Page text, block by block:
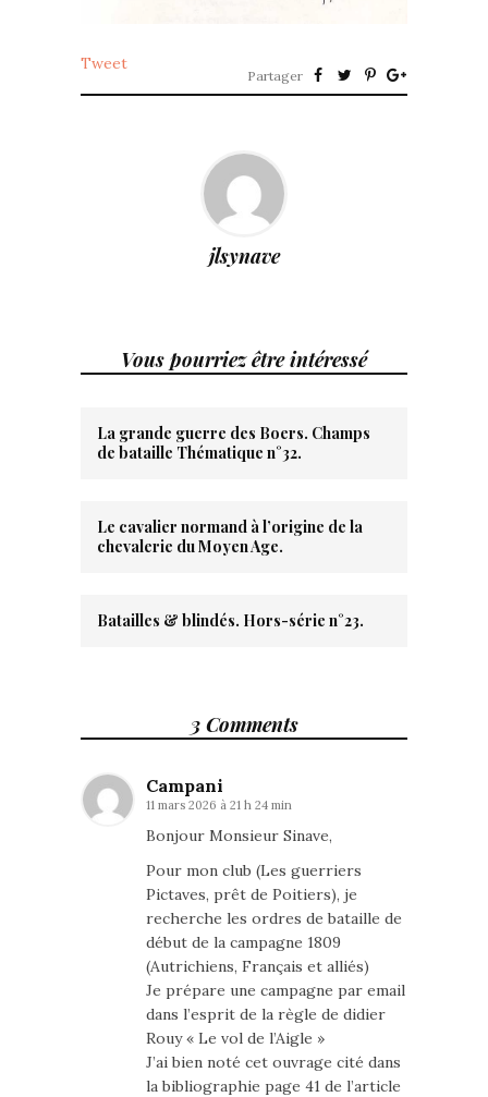
Tweet
Partager
jlsynave
Vous pourriez être intéressé
La grande guerre des Boers. Champs
de bataille Thématique n°32.
Le cavalier normand à l’origine de la
chevalerie du Moyen Age.
Batailles & blindés. Hors-série n°23.
3 Comments
Campani
11 mars 2026 à 21 h 24 min
Bonjour Monsieur Sinave,
Pour mon club (Les guerriers
Pictaves, prêt de Poitiers), je
recherche les ordres de bataille de
début de la campagne 1809
(Autrichiens, Français et alliés)
Je prépare une campagne par email
dans l’esprit de la règle de didier
Rouy « Le vol de l’Aigle »
J’ai bien noté cet ouvrage cité dans
la bibliographie page 41 de l’article